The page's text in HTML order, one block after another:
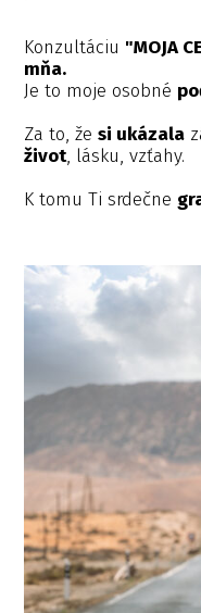
Konzultáciu "MOJA
mňa.
Je to moje osobné
Za to, že si ukázala
život, lásku, vzťahy.
K tomu Ti srdečne